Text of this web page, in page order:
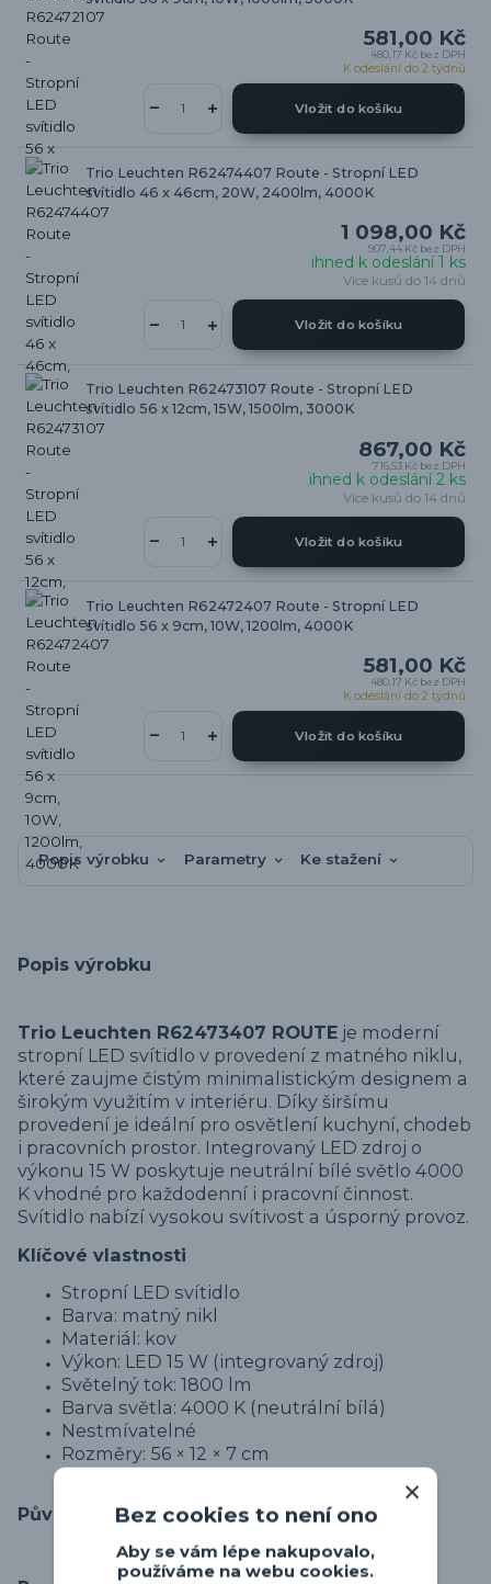
581,00 Kč
480,17 Kč bez DPH
K odeslání do 2 týdnů
Vložit do košíku
Trio Leuchten R62474407 Route - Stropní LED
svítidlo 46 x 46cm, 20W, 2400lm, 4000K
1 098,00 Kč
907,44 Kč bez DPH
ihned k odeslání 1 ks
Více kusů do 14 dnů
Vložit do košíku
Trio Leuchten R62473107 Route - Stropní LED
svítidlo 56 x 12cm, 15W, 1500lm, 3000K
867,00 Kč
716,53 Kč bez DPH
ihned k odeslání 2 ks
Více kusů do 14 dnů
Vložit do košíku
Trio Leuchten R62472407 Route - Stropní LED
svítidlo 56 x 9cm, 10W, 1200lm, 4000K
581,00 Kč
480,17 Kč bez DPH
K odeslání do 2 týdnů
Vložit do košíku
Popis výrobku Parametry Ke stažení
Popis výrobku
Trio Leuchten R62473407 ROUTE je moderní
stropní LED svítidlo v provedení z matného niklu,
které zaujme čistým minimalistickým designem a
širokým využitím v interiéru. Díky širšímu
provedení je ideální pro osvětlení kuchyní, chodeb
i pracovních prostor. Integrovaný LED zdroj o
výkonu 15 W poskytuje neutrální bílé světlo 4000
K vhodné pro každodenní i pracovní činnost.
Svítidlo nabízí vysokou svítivost a úsporný provoz.
Klíčové vlastnosti
Stropní LED svítidlo
Barva: matný nikl
Materiál: kov
Výkon: LED 15 W (integrovaný zdroj)
Světelný tok: 1800 lm
Barva světla: 4000 K (neutrální bílá)
Nestmívatelné
Rozměry: 56 × 12 × 7 cm
Původ zbožíBez cookies to není ono
Aby se vám lépe nakupovalo,
používáme na webu cookies.